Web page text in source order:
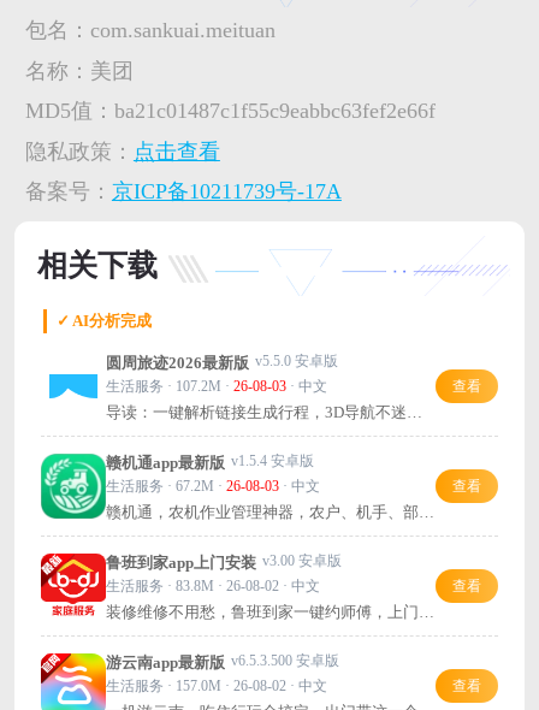
包名： com.sankuai.meituan
名称： 美团
MD5值： ba21c01487c1f55c9eabbc63fef2e66f
隐私政策： 点击查看
备案号： 京ICP备10211739号-17A
相关下载
✓ AI分析完成
圆周旅迹2026最新版 v5.5.0 安卓版
生活服务 · 107.2M · 26-08-03· 中文
导读：一键解析链接生成行程，3D导航不迷
路，旅行规划超简单！
查看
赣机通app最新版 v1.5.4 安卓版
生活服务 · 67.2M · 26-08-03· 中文
赣机通，农机作业管理神器，农户、机手、部门
都离不开！
查看
鲁班到家app上门安装 v3.00 安卓版
生活服务 · 83.8M · 26-08-02 · 中文
装修维修不用愁，鲁班到家一键约师傅，上门安
装超省心！
查看
游云南app最新版 v6.5.3.500 安卓版
生活服务 · 157.0M · 26-08-02 · 中文
查看